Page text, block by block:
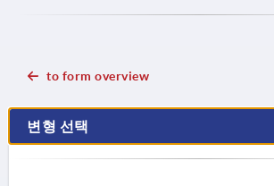
to form overview
변형 선택